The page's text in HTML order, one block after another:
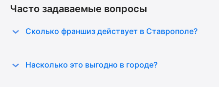
Часто задаваемые вопросы
Сколько франшиз действует в Ставрополе?
Насколько это выгодно в городе?